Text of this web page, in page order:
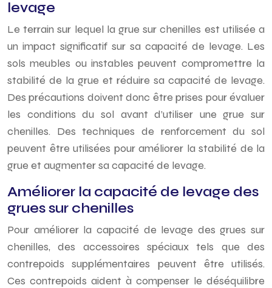
levage
Le terrain sur lequel la grue sur chenilles est utilisée a
un impact significatif sur sa capacité de levage. Les
sols meubles ou instables peuvent compromettre la
stabilité de la grue et réduire sa capacité de levage.
Des précautions doivent donc être prises pour évaluer
les conditions du sol avant d’utiliser une grue sur
chenilles. Des techniques de renforcement du sol
peuvent être utilisées pour améliorer la stabilité de la
grue et augmenter sa capacité de levage.
Améliorer la capacité de levage des
grues sur chenilles
Pour améliorer la capacité de levage des grues sur
chenilles, des accessoires spéciaux tels que des
contrepoids supplémentaires peuvent être utilisés.
Ces contrepoids aident à compenser le déséquilibre